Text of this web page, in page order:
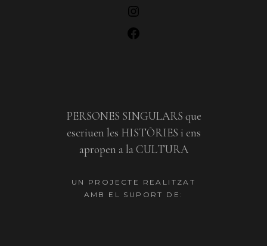
PERSONES SINGULARS que
escriuen les HISTÒRIES i ens
apropen a la CULTURA
UN PROJECTE REALITZAT
AMB EL SUPORT DE: